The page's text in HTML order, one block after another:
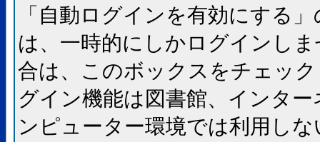
「自動ログインを有効にする
は、一時的にしかログインし
合は、このボックスをチェッ
グイン機能は図書館、インタ
ンピューター環境では利用し